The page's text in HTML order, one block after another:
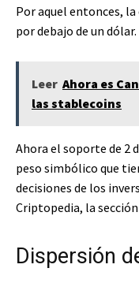
Por aquel entonces,
por debajo de un dólar.
Leer Ahora es
las stablecoins
Ahora el soporte de 2
peso simbólico que
decisiones de los
Criptopedia, la
Dispersión